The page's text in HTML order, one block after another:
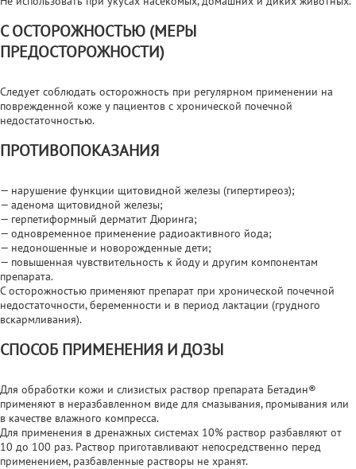
С ОСТОРОЖНОСТЬЮ (МЕРЫ
ПРЕДОСТОРОЖНОСТИ)
Следует соблюдать осторожность при регулярном применении на
поврежденной коже у пациентов с хронической почечной
недостаточностью.
ПРОТИВОПОКАЗАНИЯ
— нарушение функции щитовидной железы (гипертиреоз);
— аденома щитовидной железы;
— герпетиформный дерматит Дюринга;
— одновременное применение радиоактивного йода;
— недоношенные и новорожденные дети;
— повышенная чувствительность к йоду и другим компонентам
препарата.
С осторожностью применяют препарат при хронической почечной
недостаточности, беременности и в период лактации (грудного
вскармливания).
СПОСОБ ПРИМЕНЕНИЯ И ДОЗЫ
Для обработки кожи и слизистых раствор препарата Бетадин®
применяют в неразбавленном виде для смазывания, промывания или
в качестве влажного компресса.
Для применения в дренажных системах 10% раствор разбавляют от
10 до 100 раз. Раствор приготавливают непосредственно перед
применением, разбавленные растворы не хранят.